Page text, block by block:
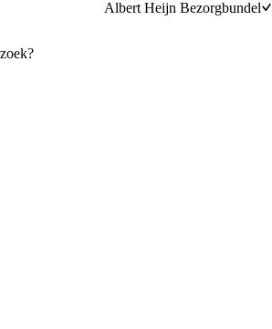
Albert Heijn Bezorgbundel